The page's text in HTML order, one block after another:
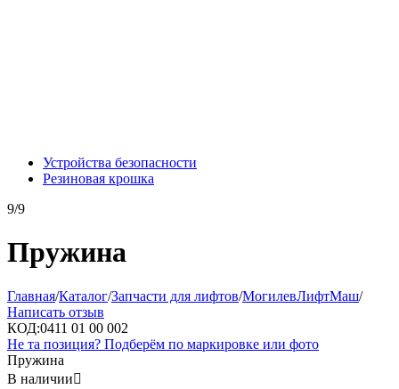
Устройства безопасности
Резиновая крошка
9/9
Пружина
Главная/Каталог/Запчасти для лифтов/МогилевЛифтМаш/
Написать отзыв
КОД:0411 01 00 002
Не та позиция? Подберём по маркировке или фото
Пружина
В наличии